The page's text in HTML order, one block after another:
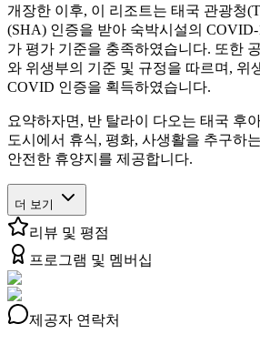
개장한 이후, 이 리조트는 태국 관광청
(SHA) 인증을 받아 숙박시설의
가 평가 기준을 충족하였습니다. 또한
와 위생부의 기준 및 규정을 따르며, 위
COVID 인증을 획득하였습니다.
요약하자면, 반 탈라이 다오는 태국 후
도시에서 휴식, 평화, 사생활을 추구하
안전한 휴양지를 제공합니다.
더 보기
리뷰 및 평점
프로그램 및 멤버십
제공자 연락처